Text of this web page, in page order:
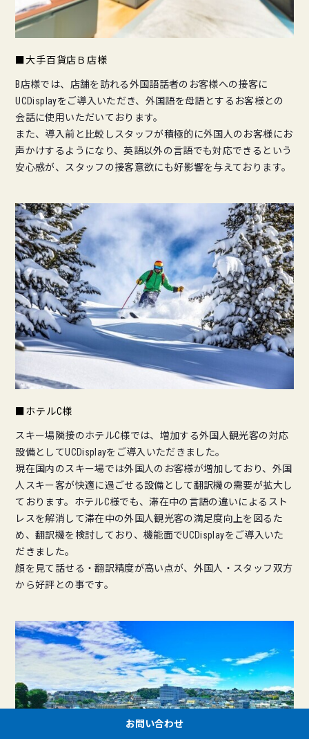
■大手百貨店Ｂ店様
B店様では、店舗を訪れる外国語話者のお客様への接客に
UCDisplayをご導入いただき、外国語を母語とするお客様との
会話に使用いただいております。
また、導入前と比較しスタッフが積極的に外国人のお客様にお
声かけするようになり、英語以外の言語でも対応できるという
安心感が、スタッフの接客意欲にも好影響を与えております。
■ホテルC様
スキー場隣接のホテルC様では、増加する外国人観光客の対応
設備としてUCDisplayをご導入いただきました。
現在国内のスキー場では外国人のお客様が増加しており、外国
人スキー客が快適に過ごせる設備として翻訳機の需要が拡大し
ております。ホテルC様でも、滞在中の言語の違いによるスト
レスを解消して滞在中の外国人観光客の満足度向上を図るた
め、翻訳機を検討しており、機能面でUCDisplayをご導入いた
だきました。
顔を見て話せる・翻訳精度が高い点が、外国人・スタッフ双方
から好評との事です。
お問い合わせ